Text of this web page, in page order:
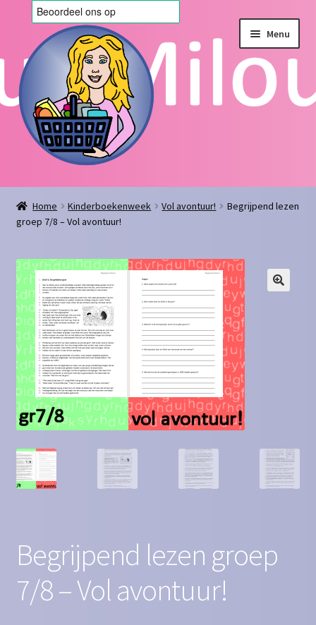
door
naar
navigatie
de
inhoud
Menu
Home
Afrekenen
Algemene voorwaarden
Blog
Contact
Homepagina
Mijn account
Privacy Policy
Winkelmand
Home Kinderboekenweek Vol avontuur!
Begrijpend lezen
groep 7/8 – Vol avontuur!
Begrijpend lezen groep
7/8 – Vol avontuur!